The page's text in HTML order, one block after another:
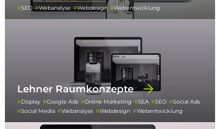
SEO Webanalyse Webdesign Webentwicklung
Lehner Raumkonzepte
Display Google Ads Online Marketing SEA SEO
Social Ads
Social Media
Webanalyse Webdesign Webentwicklung